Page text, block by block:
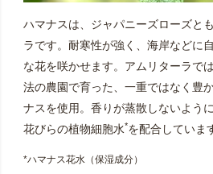
ハマナスは、ジャパニーズローズと
ラです。耐寒性が強く、海岸などに
な花を咲かせます。アムリターラで
法の農園で育った、一重ではなく豊
ナスを使用。香りが蒸散しないよう
花びらの植物細胞水*を配合していま
*ハマナス花水（保湿成分）